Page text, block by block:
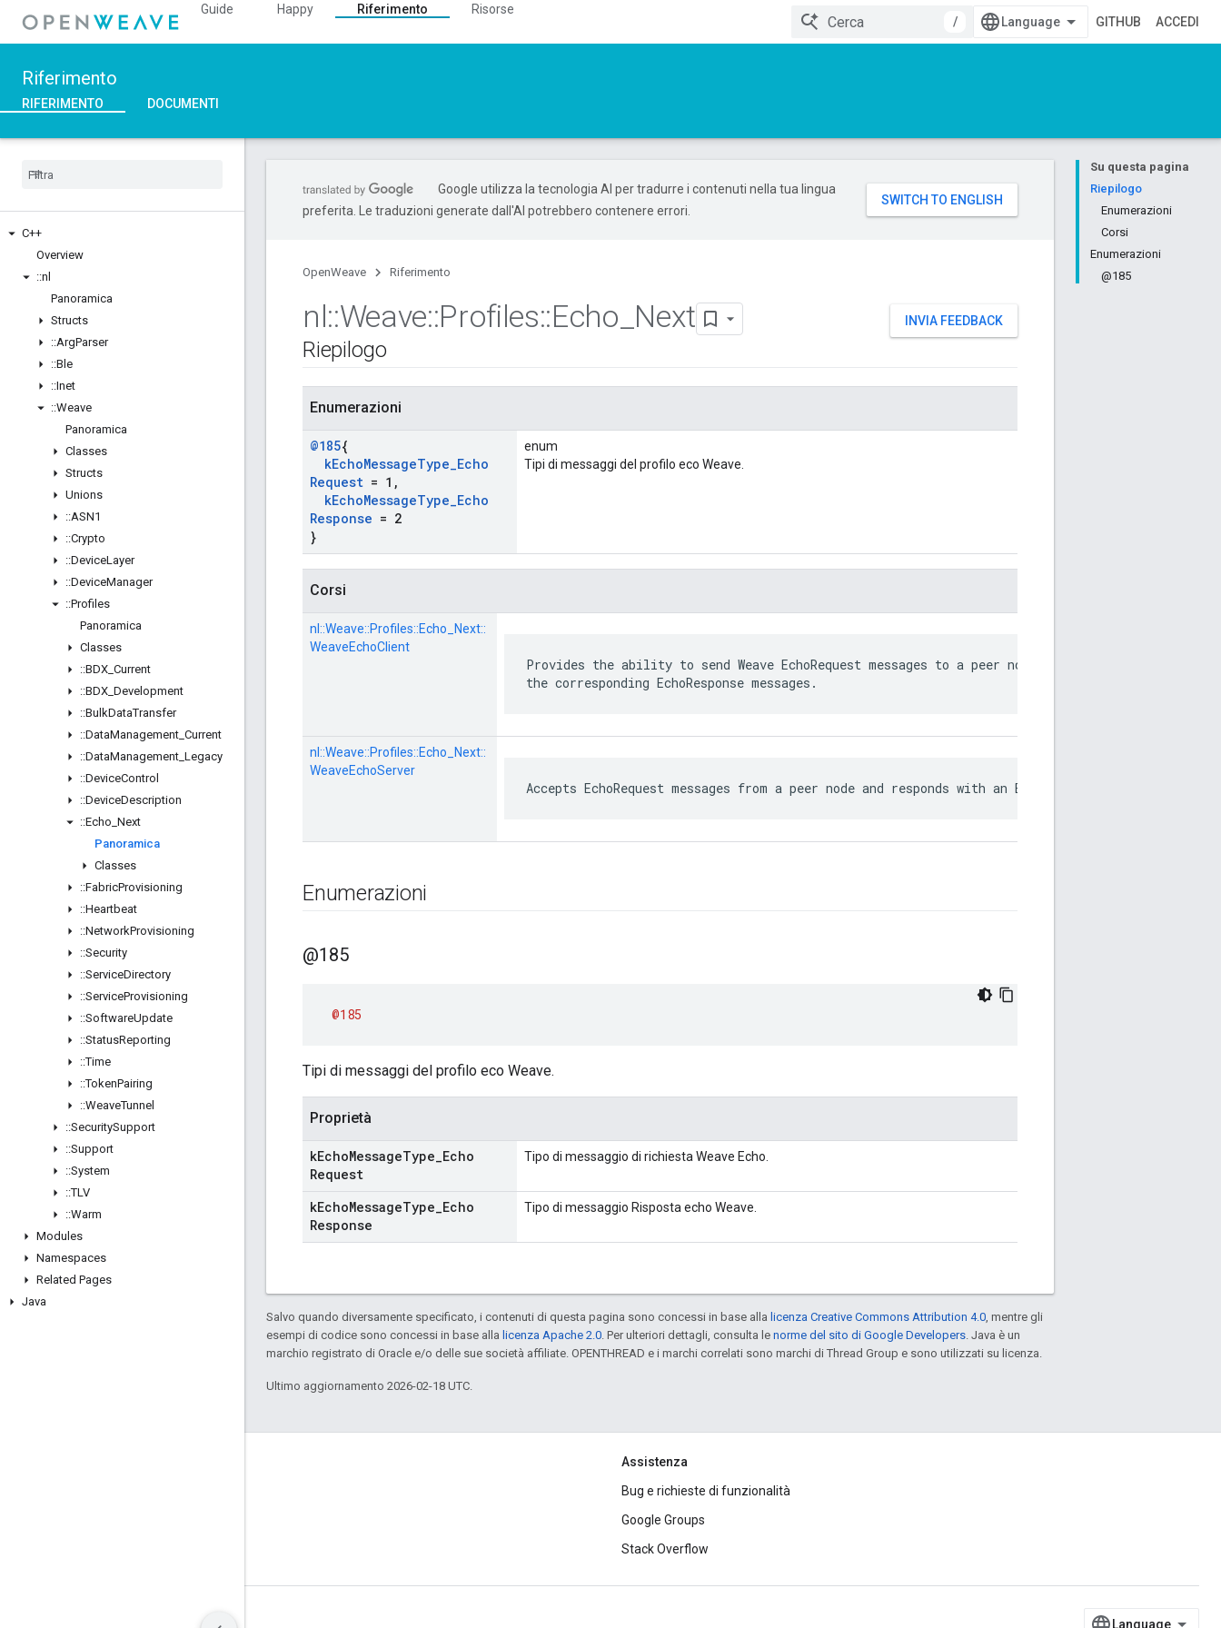
Guide Happy Riferimento
Risorse
/
GITHUB ACCEDI
Riferimento
RIFERIMENTO DOCUMENTI
C++
Overview
::nl
Panoramica
Structs
::ArgParser
::Ble
::Inet
::Weave
Panoramica
Classes
Structs
Unions
::ASN1
::Crypto
::DeviceLayer
::DeviceManager
::Profiles
Panoramica
Classes
::BDX Current
::BDX Development
::BulkDataTransfer
::DataManagement Current
::DataManagement Legacy
::DeviceControl
::DeviceDescription
::Echo Next
Panoramica
Classes
::FabricProvisioning
::Heartbeat
::NetworkProvisioning
::Security
::ServiceDirectory
::ServiceProvisioning
::SoftwareUpdate
::StatusReporting
::Time
::TokenPairing
::WeaveTunnel
::SecuritySupport
::Support
::System
::TLV
::Warm
Modules
Namespaces
Related Pages
Java
Su questa pagina
Riepilogo
Enumerazioni
Corsi
Enumerazioni
@185
Google utilizza la tecnologia AI per tradurre i contenuti nella tua lingua
preferita. Le traduzioni generate dall'AI potrebbero contenere errori.
OpenWeave Riferimento
INVIA FEEDBACK
nl::Weave::Profiles::Echo Next
Riepilogo
Enumerazioni
@185{
kEchoMessageType_Echo
Request = 1 ,
kEchoMessageType_Echo
Response = 2
}
enum
Tipi di messaggi del profilo eco Weave.
Corsi
nl::Weave::Profiles::Echo_Next::
WeaveEchoClient
Provides the ability to send Weave EchoRequest messages to a peer node and receive
the corresponding EchoResponse messages.
nl::Weave::Profiles::Echo_Next::
WeaveEchoServer
Accepts EchoRequest messages from a peer node and responds with an EchoResponse message.
Enumerazioni
@185
@185
Tipi di messaggi del profilo eco Weave.
Proprietà
kEchoMessageType Echo
Request
Tipo di messaggio di richiesta Weave Echo.
kEchoMessageType Echo
Response
Tipo di messaggio Risposta echo Weave.
Salvo quando diversamente specificato, i contenuti di questa pagina sono concessi in base alla licenza Creative Commons Attribution 4.0, mentre gli
esempi di codice sono concessi in base alla licenza Apache 2.0. Per ulteriori dettagli, consulta le norme del sito di Google Developers. Java è un
marchio registrato di Oracle e/o delle sue società affiliate. OPENTHREAD e i marchi correlati sono marchi di Thread Group e sono utilizzati su licenza.
Ultimo aggiornamento 2026-02-18 UTC.
Assistenza
Bug e richieste di funzionalità
Google Groups
Stack Overflow
Manage cookies